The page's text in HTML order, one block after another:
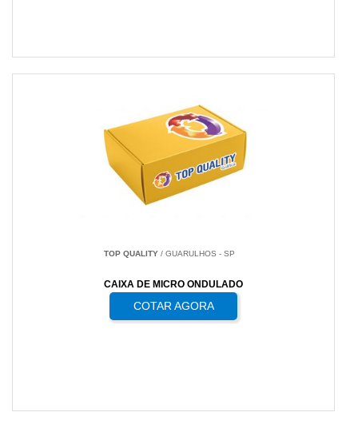
TOP QUALITY/ GUARULHOS - SP
CAIXA DE MICRO ONDULADO
COTAR AGORA